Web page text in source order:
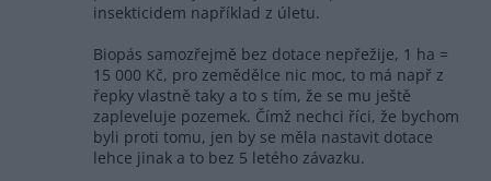
insekticidem například z úletu.
Biopás samozřejmě bez dotace nepřežije, 1 ha =
15 000 Kč, pro zemědělce nic moc, to má např z
řepky vlastně taky a to s tím, že se mu ještě
zapleveluje pozemek. Čímž nechci říci, že bychom
byli proti tomu, jen by se měla nastavit dotace
lehce jinak a to bez 5 letého závazku.